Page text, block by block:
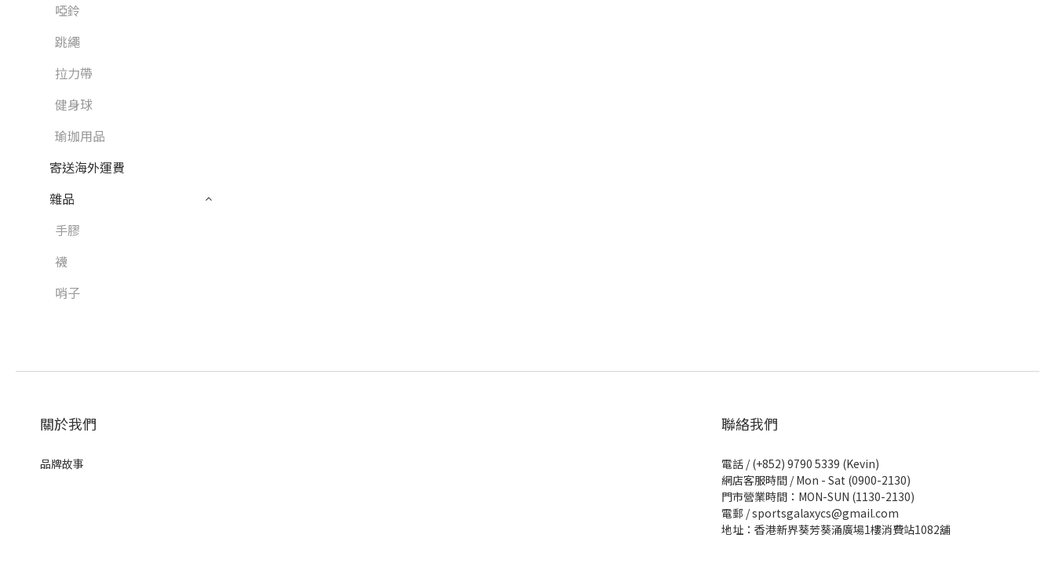
啞鈴
跳繩
拉力帶
健身球
瑜珈用品
寄送海外運費
雜品
手膠
襪
哨子
關於我們
品牌故事
聯絡我們
電話 / (+852) 9790 5339 (Kevin)
網店客服時間 / Mon - Sat (0900-2130)
門市營業時間：MON-SUN (1130-2130)
電郵 / sportsgalaxycs@gmail.com
地址：香港新界葵芳葵涌廣場1樓消費站1082舖